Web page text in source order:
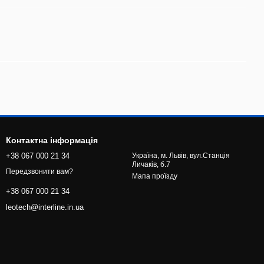
Контактна інформація
+38 067 000 21 34
Передзвонити вам?
+38 067 000 21 34
leotech@interline.in.ua
Україна, м. Львів, вул.Станція
Личаків, б.7
Мапа проїзду